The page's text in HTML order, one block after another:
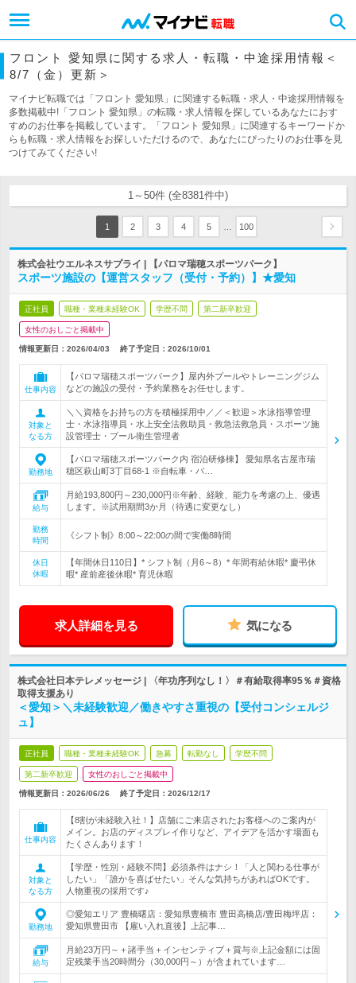
フロント 愛知県に関する求人・転職・中途採用情報＜
8/7（金）更新＞
マイナビ転職では「フロント 愛知県」に関連する転職・求人・中途採用情報を
多数掲載中!「フロント 愛知県」の転職・求人情報を探しているあなたにおす
すめのお仕事を掲載しています。「フロント 愛知県」に関連するキーワードか
らも転職・求人情報をお探しいただけるので、あなたにぴったりのお仕事を見
つけてみてください!
1～50件 (全8381件中)
1 2 3 4 5 100
株式会社ウエルネスサプライ | 【パロマ瑞穂スポーツパーク】
スポーツ施設の【運営スタッフ（受付・予約）】★愛知
正社員 職種・業種未経験OK 学歴不問 第二新卒歓迎
女性のおしごと掲載中
情報更新日：2026/04/03 終了予定日： 2026/10/01
仕事内容
【パロマ瑞穂スポーツパーク】屋内外プールやトレーニングジム
などの施設の受付・予約業務をお任せします。
対象と
なる方
＼＼資格をお持ちの方を積極採用中／／＜歓迎＞水泳指導管理
士・水泳指導員・水上安全法救助員・救急法救急員・スポーツ施
設管理士・プール衛生管理者
勤務地
【パロマ瑞穂スポーツパーク内 宿泊研修棟】 愛知県名古屋市瑞
穂区萩山町3丁目68‐1 ※自転車・バ…
給与
月給193,800円～230,000円※年齢、経験、能力を考慮の上、優遇
します。※試用期間3か月（待遇に変更なし）
勤務
時間
《シフト制》8:00～22:00の間で実働8時間
休日
休暇
【年間休日110日】* シフト制（月6～8）* 年間有給休暇* 慶弔休
暇* 産前産後休暇* 育児休暇
求人詳細を見る 気になる
株式会社日本テレメッセージ | 〈年功序列なし！〉＃有給取得率95％＃資格
取得支援あり
＜愛知＞＼未経験歓迎／働きやすさ重視の【受付コンシェルジ
ュ】
正社員 職種・業種未経験OK 急募 転勤なし 学歴不問
第二新卒歓迎 女性のおしごと掲載中
情報更新日：2026/06/26 終了予定日： 2026/12/17
仕事内容
【8割が未経験入社！】店舗にご来店されたお客様へのご案内が
メイン。お店のディスプレイ作りなど、アイデアを活かす場面も
たくさんあります！
対象と
なる方
【学歴・性別・経験不問】必須条件はナシ！「人と関わる仕事が
したい」「誰かを喜ばせたい」そんな気持ちがあればOKです。
人物重視の採用です♪
勤務地
◎愛知エリア 豊橋曙店：愛知県豊橋市 豊田高橋店/豊田梅坪店：
愛知県豊田市 【雇い入れ直後】上記事…
給与
月給23万円～＋諸手当＋インセンティブ＋賞与※上記金額には固
定残業手当20時間分（30,000円～）が含まれています…